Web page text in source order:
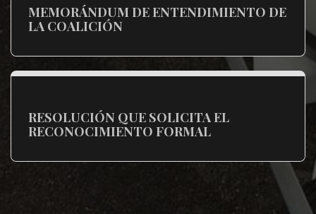
MEMORÁNDUM DE ENTENDIMIENTO DE
LA COALICIÓN
RESOLUCIÓN QUE SOLICITA EL
RECONOCIMIENTO FORMAL